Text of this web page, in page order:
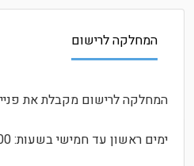
המחלקה לרישום
המחלקה לרישום מקבלת את
ימים ראשון עד חמישי בשעות: 09:00-15:00